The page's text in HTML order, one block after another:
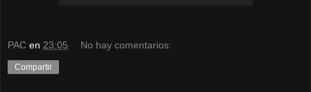
PAC en 23:05 No hay comentarios:
Compartir